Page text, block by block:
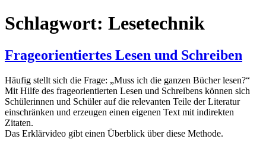
Schlagwort: Lesetechnik
Frageorientiertes Lesen und Schreiben
Häufig stellt sich die Frage: „Muss ich die ganzen Bücher lesen?“
Mit Hilfe des frageorientierten Lesen und Schreibens können sich
Schülerinnen und Schüler auf die relevanten Teile der Literatur
einschränken und erzeugen einen eigenen Text mit indirekten
Zitaten.
Das Erklärvideo gibt einen Überblick über diese Methode.